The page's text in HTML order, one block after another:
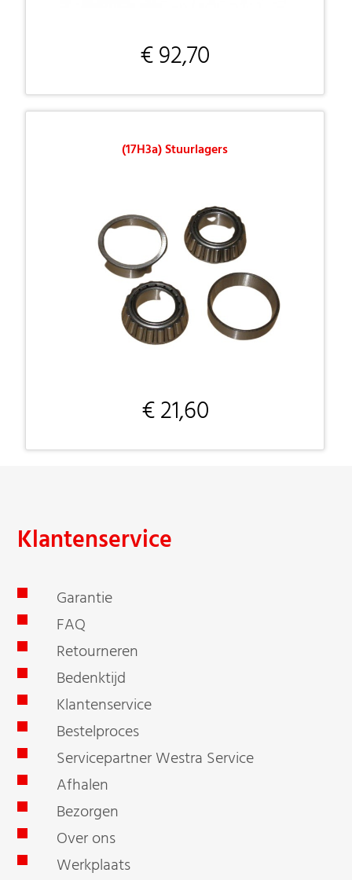
€ 92,70
(17H3a) Stuurlagers
€ 21,60
Klantenservice
Garantie
FAQ
Retourneren
Bedenktijd
Klantenservice
Bestelproces
Servicepartner Westra Service
Afhalen
Bezorgen
Over ons
Werkplaats